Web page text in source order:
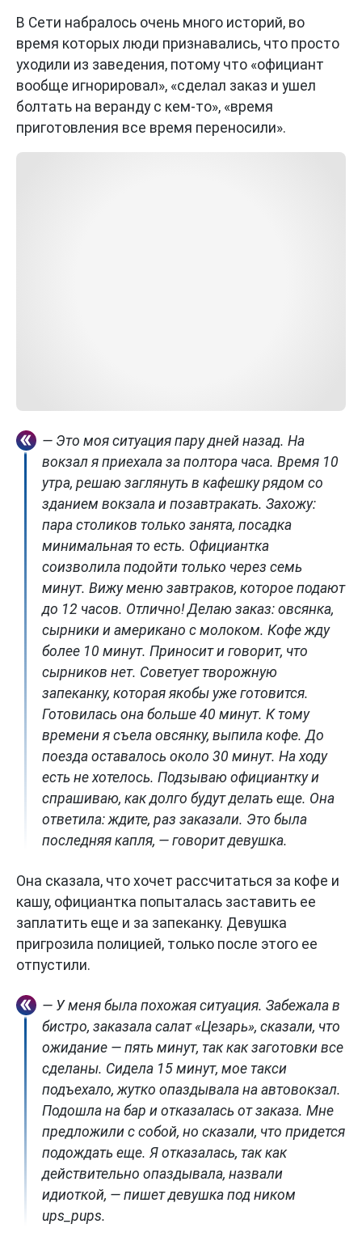
В Сети набралось очень много историй, во
время которых люди признавались, что просто
уходили из заведения, потому что «официант
вообще игнорировал», «сделал заказ и ушел
болтать на веранду с кем-то», «время
приготовления все время переносили».
— Это моя ситуация пару дней назад. На
вокзал я приехала за полтора часа. Время 10
утра, решаю заглянуть в кафешку рядом со
зданием вокзала и позавтракать. Захожу:
пара столиков только занята, посадка
минимальная то есть. Официантка
соизволила подойти только через семь
минут. Вижу меню завтраков, которое подают
до 12 часов. Отлично! Делаю заказ: овсянка,
сырники и американо с молоком. Кофе жду
более 10 минут. Приносит и говорит, что
сырников нет. Советует творожную
запеканку, которая якобы уже готовится.
Готовилась она больше 40 минут. К тому
времени я съела овсянку, выпила кофе. До
поезда оставалось около 30 минут. На ходу
есть не хотелось. Подзываю официантку и
спрашиваю, как долго будут делать еще. Она
ответила: ждите, раз заказали. Это была
последняя капля, — говорит девушка.
Она сказала, что хочет рассчитаться за кофе и
кашу, официантка попыталась заставить ее
заплатить еще и за запеканку. Девушка
пригрозила полицией, только после этого ее
отпустили.
— У меня была похожая ситуация. Забежала в
бистро, заказала салат «Цезарь», сказали, что
ожидание — пять минут, так как заготовки все
сделаны. Сидела 15 минут, мое такси
подъехало, жутко опаздывала на автовокзал.
Подошла на бар и отказалась от заказа. Мне
предложили с собой, но сказали, что придется
подождать еще. Я отказалась, так как
действительно опаздывала, назвали
идиоткой, — пишет девушка под ником
ups_pups.